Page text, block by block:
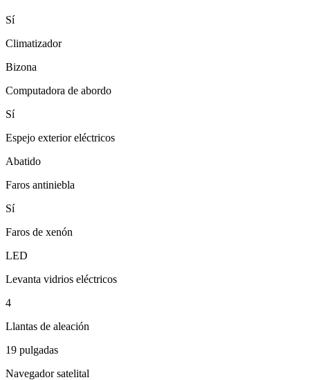
Sí
Climatizador
Bizona
Computadora de abordo
Sí
Espejo exterior eléctricos
Abatido
Faros antiniebla
Sí
Faros de xenón
LED
Levanta vidrios eléctricos
4
Llantas de aleación
19 pulgadas
Navegador satelital